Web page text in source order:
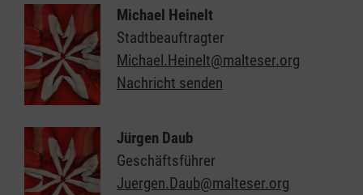
Michael Heinelt
Stadtbeauftragter
Michael.Heinelt@malteser.org
Nachricht senden
Jürgen Daub
Geschäftsführer
Juergen.Daub@malteser.org